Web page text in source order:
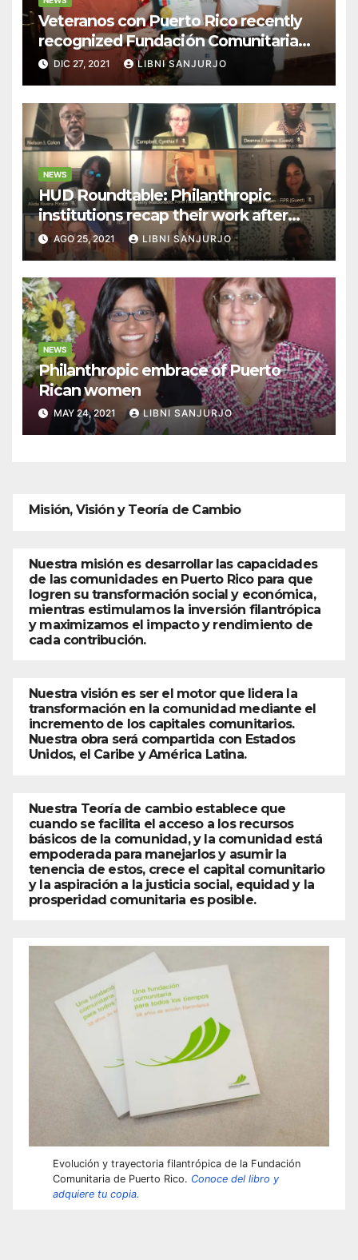
Veteranos con Puerto Rico recently
recognized Fundación Comunitaria
de Puerto Rico as a Veteran Friendly
organization
DIC 27, 2021 LIBNI SANJURJO
NEWS
HUD Roundtable: Philanthropic
institutions recap their work after
hurricanes Irma and María
AGO 25, 2021 LIBNI SANJURJO
NEWS
Philanthropic embrace of Puerto
Rican women
MAY 24, 2021 LIBNI SANJURJO
Misión, Visión y Teoría de Cambio
Nuestra misión es desarrollar las capacidades
de las comunidades en Puerto Rico para que
logren su transformación social y económica,
mientras estimulamos la inversión filantrópica
y maximizamos el impacto y rendimiento de
cada contribución.
Nuestra visión es ser el motor que lidera la
transformación en la comunidad mediante el
incremento de los capitales comunitarios.
Nuestra obra será compartida con Estados
Unidos, el Caribe y América Latina.
Nuestra Teoría de cambio establece que
cuando se facilita el acceso a los recursos
básicos de la comunidad, y la comunidad está
empoderada para manejarlos y asumir la
tenencia de estos, crece el capital comunitario
y la aspiración a la justicia social, equidad y la
prosperidad comunitaria es posible.
Evolución y trayectoria filantrópica de la Fundación
Comunitaria de Puerto Rico. Conoce del libro y
adquiere tu copia.